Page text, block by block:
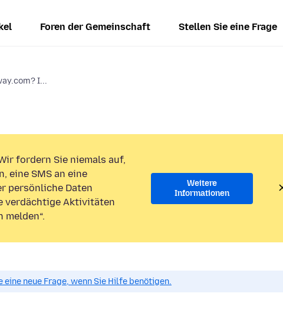
Foren der Gemeinschaft Stellen Sie eine Frage
I...
fordern Sie niemals auf,
eine SMS an eine
persönliche Daten
verdächtige Aktivitäten
melden“.
Weitere
Informationen
neue Frage, wenn Sie Hilfe benötigen.